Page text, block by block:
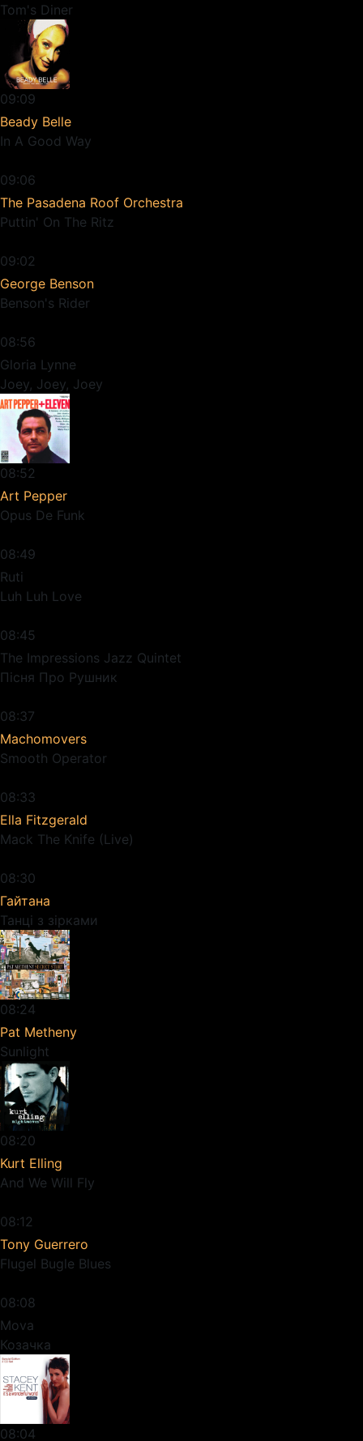
Tom's Diner
09:09
Beady Belle
In A Good Way
09:06
The Pasadena Roof Orchestra
Puttin' On The Ritz
09:02
George Benson
Benson's Rider
08:56
Gloria Lynne
Joey, Joey, Joey
08:52
Art Pepper
Opus De Funk
08:49
Ruti
Luh Luh Love
08:45
The Impressions Jazz Quintet
Пісня Про Рушник
08:37
Machomovers
Smooth Operator
08:33
Ella Fitzgerald
Mack The Knife (Live)
08:30
Гайтана
Танці з зірками
08:24
Pat Metheny
Sunlight
08:20
Kurt Elling
And We Will Fly
08:12
Tony Guerrero
Flugel Bugle Blues
08:08
Mova
Козачка
08:04